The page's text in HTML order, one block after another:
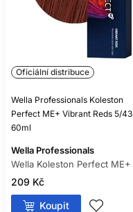
Oficiální distribuce
Wella Professionals Koleston
Perfect ME+ Vibrant Reds 5/43
60ml
Wella Professionals
Wella Koleston Perfect ME+
209 Kč
Koupit